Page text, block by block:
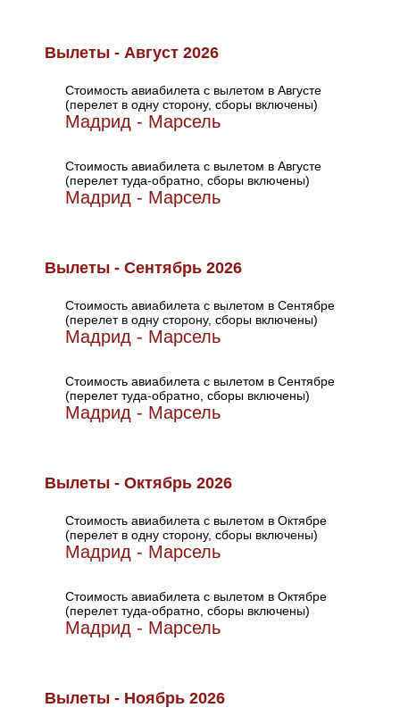
Вылеты - Август 2026
Стоимость авиабилета с вылетом в Августе
(перелет в одну сторону, сборы включены)
Мадрид - Марсель
Стоимость авиабилета с вылетом в Августе
(перелет туда-обратно, сборы включены)
Мадрид - Марсель
Вылеты - Сентябрь 2026
Стоимость авиабилета с вылетом в Сентябре
(перелет в одну сторону, сборы включены)
Мадрид - Марсель
Стоимость авиабилета с вылетом в Сентябре
(перелет туда-обратно, сборы включены)
Мадрид - Марсель
Вылеты - Октябрь 2026
Стоимость авиабилета с вылетом в Октябре
(перелет в одну сторону, сборы включены)
Мадрид - Марсель
Стоимость авиабилета с вылетом в Октябре
(перелет туда-обратно, сборы включены)
Мадрид - Марсель
Вылеты - Ноябрь 2026